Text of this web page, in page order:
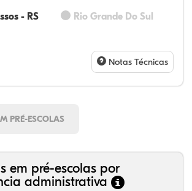
- RS
Rio Grande Do Sul
Notas Técnicas
PRÉ-ESCOLAS
em pré-escolas por
administrativa